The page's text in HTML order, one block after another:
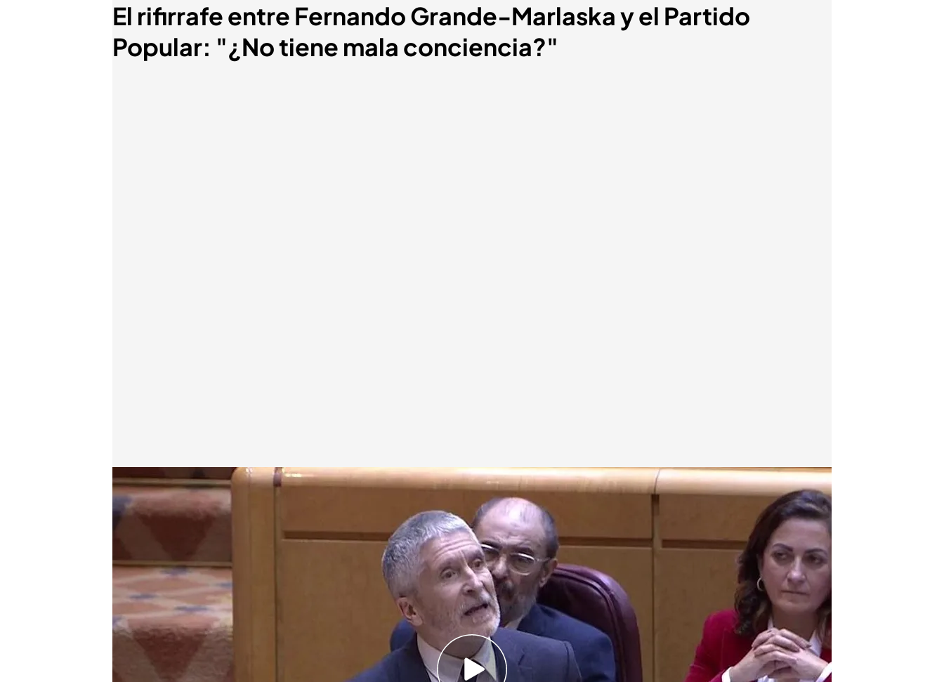
El rifirrafe entre Fernando Grande-Marlaska y el Partido
Popular: "¿No tiene mala conciencia?"
Fernando Grande-Marlaska, protagonista del rifirrafe con el PP en el Senado
Redacción digital Noticias Cuatro
El ministro del Interior, Fernando Grande-Marlaska, protagoniza un
rifirrafe con el senador del Partido Popular
El senador Alejo Miranda de Larra acusa al ministro de prohibir a los
agentes acudir a los homenajes de Barbate
El ministro ha afeado que basara la sesión de control en desvaríos e